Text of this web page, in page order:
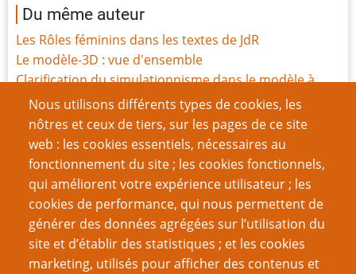
Nous utilisons différents types de cookies, les
nôtres et ceux de tiers, sur les pages de ce site
web : les cookies essentiels, nécessaires au
fonctionnement du site ; les cookies fonctionnels,
qui améliorent votre expérience utilisateur ; les
cookies de performance, qui nous permettent de
générer des données agrégées sur l’utilisation du
site et d’établir des statistiques ; et les cookies
marketing, utilisés pour afficher des contenus et
Du même auteur
Les Rôles féminins dans les textes de JdR
Le modèle-3D : vue d'ensemble
Clarification du simulationnisme dans le modèle à
trois volets
L'absence de mixité chez les rôlistes
Aller plus loin que les systèmes de « magie
scientifique »
Le Modèle à trois volets – FAQ
Réifier (chosifier) les conventions de genre
Personnages proactifs et problèmes liés
Une brève Histoire des modes dans la création de JdR
Comprendre le genre dans le Jeu de Rôle